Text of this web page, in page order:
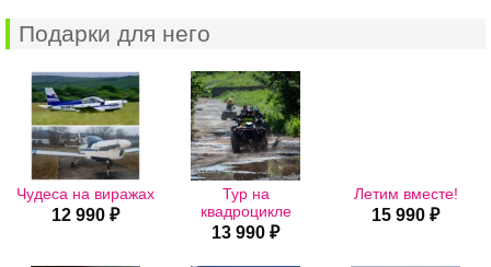
Подарки для него
Чудеса на виражах
12 990 ₽
Тур на
квадроцикле
13 990 ₽
Летим вместе!
15 990 ₽